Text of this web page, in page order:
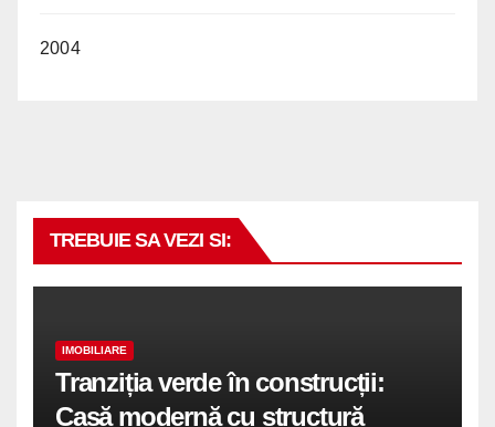
2004
TREBUIE SA VEZI SI:
IMOBILIARE
Tranziția verde în construcții:
Casă modernă cu structură